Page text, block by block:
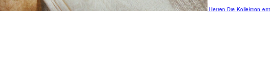
HerrenDie Kollektion